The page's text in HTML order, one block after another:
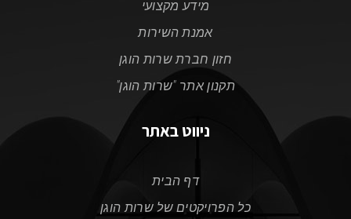
מידע מקצועי
אמנת השירות
חזון חברת שרות הוגן
תקנון אתר "שרות הוגן"
ניווט באתר
דף הבית
כל הפרויקטים של שרות הוגן